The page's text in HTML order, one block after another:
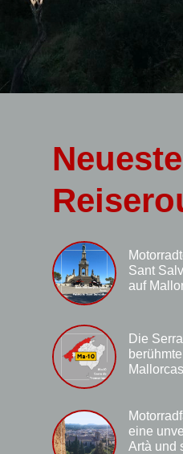
Neueste
Sant
auf
Die
eine
Artà und